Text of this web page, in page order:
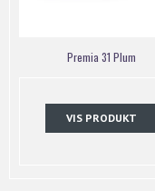
Premia 31 Plum
VIS PRODUKT